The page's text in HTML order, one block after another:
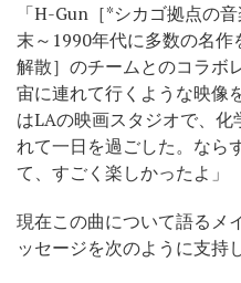
「H-Gun［*シカゴ拠点の
末～1990年代に多数の名
解散］のチームとのコラボ
宙に連れて行くような映像
はLAの映画スタジオで、化
れて一日を過ごした。なら
て、すごく楽しかったよ」
現在この曲について語るメ
ッセージを次のように支持